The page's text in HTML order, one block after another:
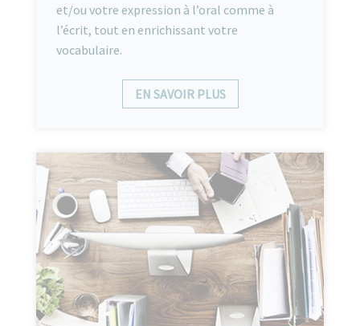
et/ou votre expression à l’oral comme à
l’écrit, tout en enrichissant votre
vocabulaire.
EN SAVOIR PLUS